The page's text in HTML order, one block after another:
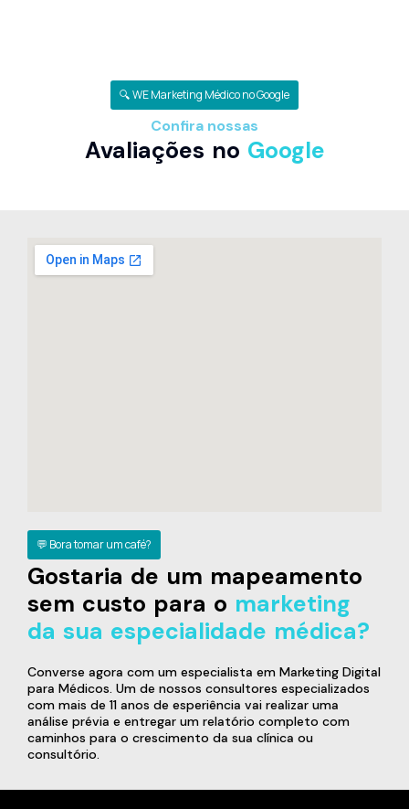
🔍 WE Marketing Médico no Google
Confira nossas
Avaliações no Google
💬 Bora tomar um café?
Gostaria de um mapeamento
sem custo para o marketing
da sua especialidade médica?
Converse agora com um especialista em Marketing Digital
para Médicos. Um de nossos consultores especializados
com mais de 11 anos de esperiência vai realizar uma
análise prévia e entregar um relatório completo com
caminhos para o crescimento da sua clínica ou
consultório.